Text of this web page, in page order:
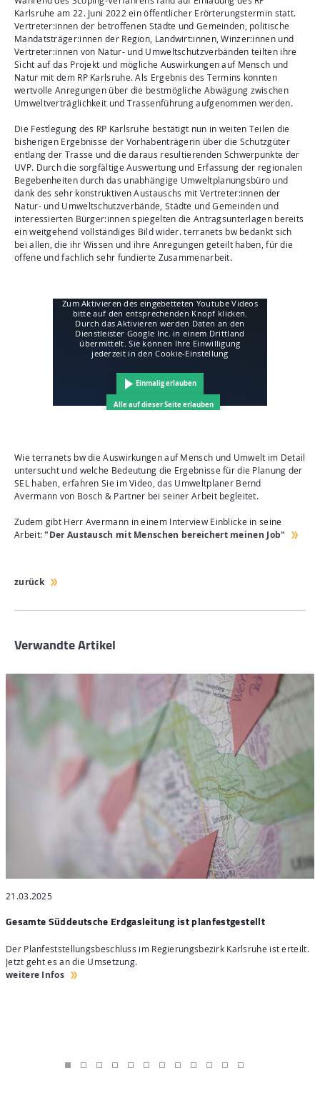
Karlsruhe am 22. Juni 2022 ein öffentlicher Erörterungstermin statt.
Vertreter:innen der betroffenen Städte und Gemeinden, politische
Mandatsträger:innen der Region, Landwirt:innen, Winzer:innen und
Vertreter:innen von Natur- und Umweltschutzverbänden teilten ihre
Sicht auf das Projekt und mögliche Auswirkungen auf Mensch und
Natur mit dem RP Karlsruhe. Als Ergebnis des Termins konnten
wertvolle Anregungen über die bestmögliche Abwägung zwischen
Umweltverträglichkeit und Trassenführung aufgenommen werden.
Die Festlegung des RP Karlsruhe bestätigt nun in weiten Teilen die
bisherigen Ergebnisse der Vorhabenträgerin über die Schutzgüter
entlang der Trasse und die daraus resultierenden Schwerpunkte der
UVP. Durch die sorgfältige Auswertung und Erfassung der regionalen
Begebenheiten durch das unabhängige Umweltplanungsbüro und
dank des sehr konstruktiven Austauschs mit Vertreter:innen der
Natur- und Umweltschutzverbände, Städte und Gemeinden und
interessierten Bürger:innen spiegelten die Antragsunterlagen bereits
ein weitgehend vollständiges Bild wider. terranets bw bedankt sich
bei allen, die ihr Wissen und ihre Anregungen geteilt haben, für die
offene und fachlich sehr fundierte Zusammenarbeit.
Zum Aktivieren des eingebetteten Youtube Videos
bitte auf den entsprechenden Knopf klicken.
Durch das Aktivieren werden Daten an den
Dienstleister Google Inc. in einem Drittland
übermittelt. Sie können Ihre Einwilligung
jederzeit in den Cookie-Einstellung
Einmalig erlauben
Alle auf dieser Seite erlauben
Wie terranets bw die Auswirkungen auf Mensch und Umwelt im Detail
untersucht und welche Bedeutung die Ergebnisse für die Planung der
SEL haben, erfahren Sie im Video, das Umweltplaner Bernd
Avermann von Bosch & Partner bei seiner Arbeit begleitet.
Zudem gibt Herr Avermann in einem Interview Einblicke in seine
Arbeit:"Der Austausch mit Menschen bereichert meinen Job"
zurück
Verwandte Artikel
21.03.2025
Gesamte Süddeutsche Erdgasleitung ist planfestgestellt
Der Planfeststellungsbeschluss im Regierungsbezirk Karlsruhe ist erteilt.
Jetzt geht es an die Umsetzung.
weitere Infos